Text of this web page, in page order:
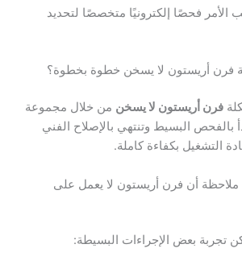
الأمر فحصًا إلكترونيًا متخصصًا لتحديد
أريستون لا يسخن خطوة بخطوة؟
فرن أريستون لا يسخن من خلال مجموعة
البسيط وتنتهي بالإصلاح الفني
التشغيل بكفاءة كاملة.
ملاحظة أن فرن أريستون لا يعمل على
تجربة بعض الإجراءات البسيطة: